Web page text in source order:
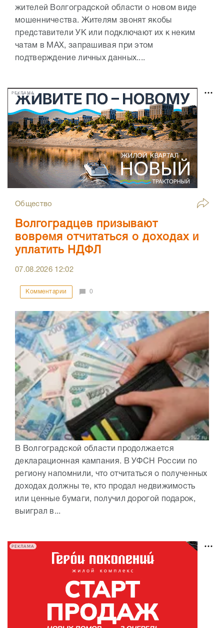
жителей Волгоградской области о новом виде
мошенничества. Жителям звонят якобы
представители УК или подключают их к неким
чатам в МАХ, запрашивая при этом
подтверждение личных данных....
РЕКЛАМА
Общество
Волгоградцев призывают
вовремя отчитаться о доходах и
уплатить НДФЛ
07.08.2026 12:02
Комментарии 0
В Волгоградской области продолжается
декларационная кампания. В УФСН России по
региону напомнили, что отчитаться о полученных
доходах должны те, кто продал недвижимость
или ценные бумаги, получил дорогой подарок,
выиграл в...
РЕКЛАМА